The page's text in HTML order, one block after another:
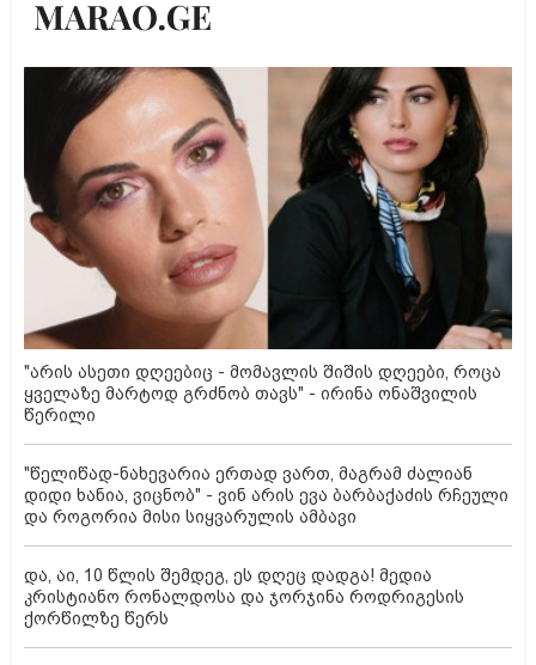
"არის ასეთი დღეებიც - მომავლის შიშის დღეები, როცა
ყველაზე მარტოდ გრძნობ თავს" - ირინა ონაშვილის
წერილი
"წელიწად-ნახევარია ერთად ვართ, მაგრამ ძალიან
დიდი ხანია, ვიცნობ" - ვინ არის ევა ბარბაქაძის რჩეული
და როგორია მისი სიყვარულის ამბავი
და, აი, 10 წლის შემდეგ, ეს დღეც დადგა! მედია
კრისტიანო რონალდოსა და ჯორჯინა როდრიგესის
ქორწილზე წერს